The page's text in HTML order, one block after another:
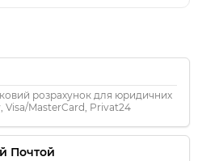
розрахунок для юридичних
Visa/MasterCard, Privat24
Почтой